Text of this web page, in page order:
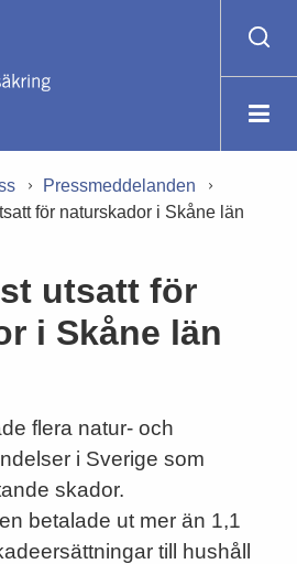
Pressmeddelanden
för naturskador i Skåne län
utsatt för
i Skåne län
flera natur- och
i Sverige som
skador.
betalade ut mer än 1,1
till hushåll